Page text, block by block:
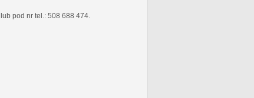
lub pod nr tel.: 508 688 474.